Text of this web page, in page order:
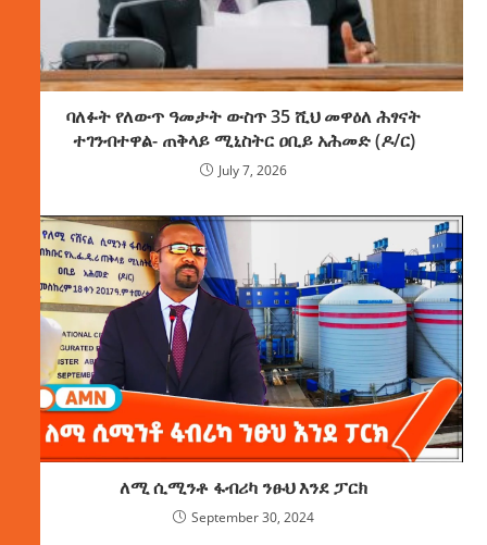
ባለፉት የለውጥ ዓመታት ውስጥ 35 ሺህ መዋዕለ ሕፃናት
ተገንብተዋል- ጠቅላይ ሚኒስትር ዐቢይ አሕመድ (ዶ/ር)
July 7, 2026
ለሚ ሲሚንቶ ፋብሪካ ንፁህ እንደ ፓርክ
September 30, 2024